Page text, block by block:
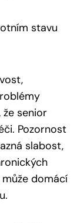
stavu
že senior
Pozornost
slabost,
domácí